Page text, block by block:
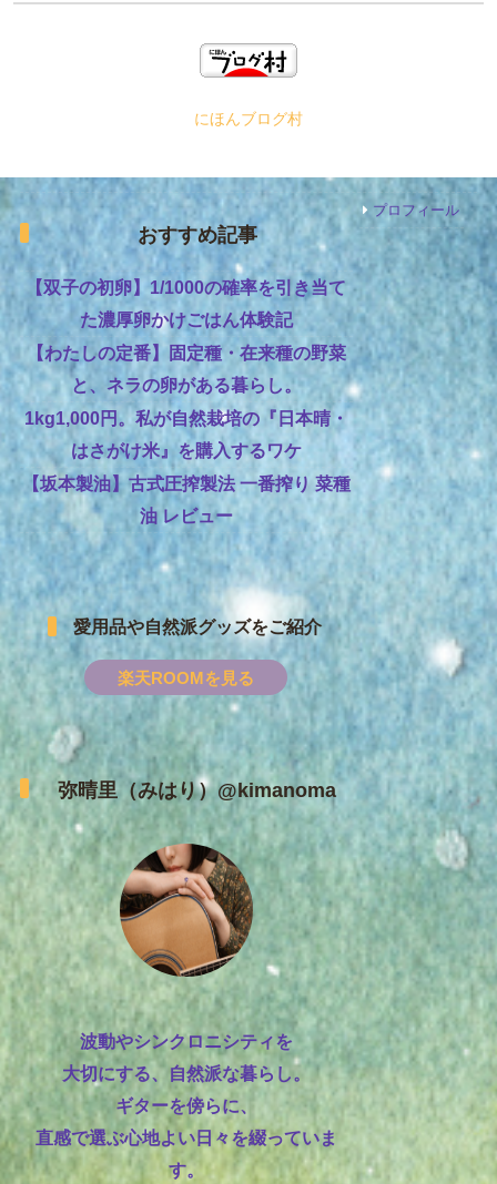
にほんブログ村
おすすめ記事
【双子の初卵】1/1000の確率を引き当て
た濃厚卵かけごはん体験記
【わたしの定番】固定種・在来種の野菜
と、ネラの卵がある暮らし。
1kg1,000円。私が自然栽培の『日本晴・
はさがけ米』を購入するワケ
【坂本製油】古式圧搾製法 一番搾り 菜種
油 レビュー
愛用品や自然派グッズをご紹介
楽天ROOMを見る
弥晴里（みはり）@kimanoma
波動やシンクロニシティを
大切にする、自然派な暮らし。
ギターを傍らに、
直感で選ぶ心地よい日々を綴っていま
す。
プロフィール